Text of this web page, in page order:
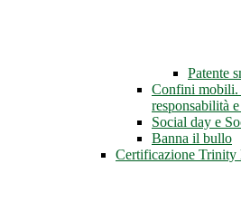
Patente
Confini mobili.
responsabilità
Social day e
Banna il bullo
Certificazione Trinity